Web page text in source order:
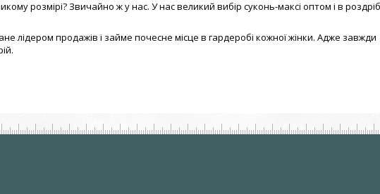
розмірі? Звичайно ж у нас. У нас великий вибір суконь-максі оптом і в
лідером продажів і займе почесне місце в гардеробі кожної жінки. Адже завжди